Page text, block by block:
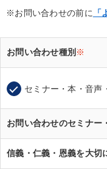
※お問い合わせの前に 「
お問い合わせ種別 ※
セミナー・本・音声
お問い合わせのセミナー
信義・仁義・恩義を大切